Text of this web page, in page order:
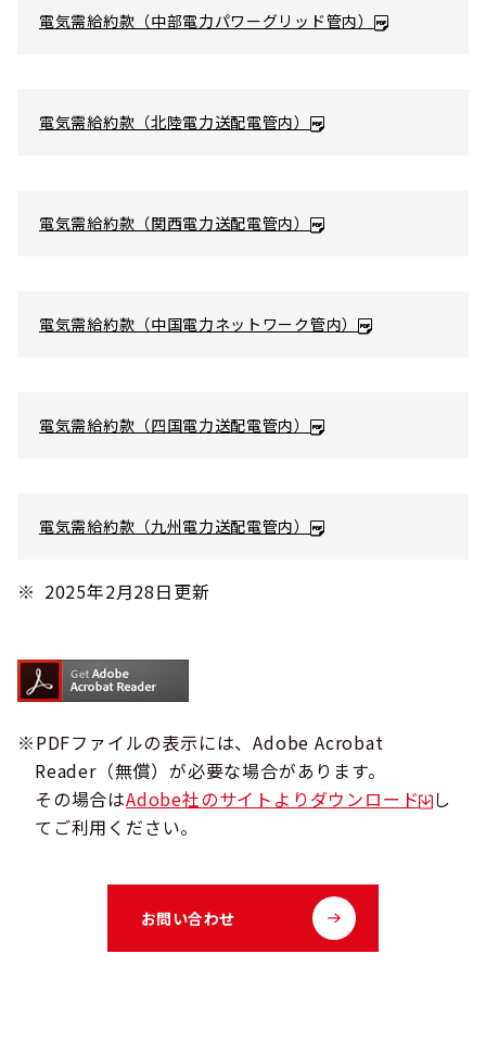
電気需給約款（中部電力パワーグリッド管内）
電気需給約款（北陸電力送配電管内）
電気需給約款（関西電力送配電管内）
電気需給約款（中国電力ネットワーク管内）
電気需給約款（四国電力送配電管内）
電気需給約款（九州電力送配電管内）
2025年2月28日更新
PDFファイルの表示には、Adobe Acrobat
Reader（無償）が必要な場合があります。
その場合はAdobe社のサイトよりダウンロード
し
てご利用ください。
お問い合わせ